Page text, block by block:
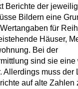
Berichte der
Bildern eine
für
Häuser,
Bei der
sind sie
Allerdings muss der
auf alte Zahlen